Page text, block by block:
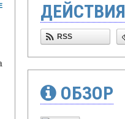
ДЕЙСТВИЯ
RSS
ОБЗОР